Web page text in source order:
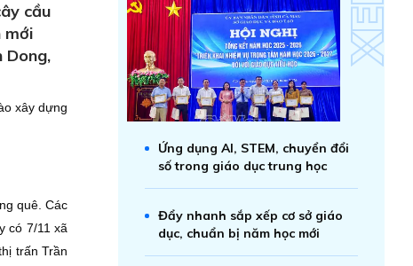
cầu
mới
Dong,
xây dựng
quê. Các
có 7/11 xã
trấn Trần
Ứng dụng AI, STEM, chuyển đổi
số trong giáo dục trung học
Đẩy nhanh sắp xếp cơ sở giáo
dục, chuẩn bị năm học mới